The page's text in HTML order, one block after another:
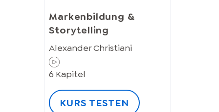
Markenbildung &
Storytelling
Alexander Christiani
6 Kapitel
KURS TESTEN